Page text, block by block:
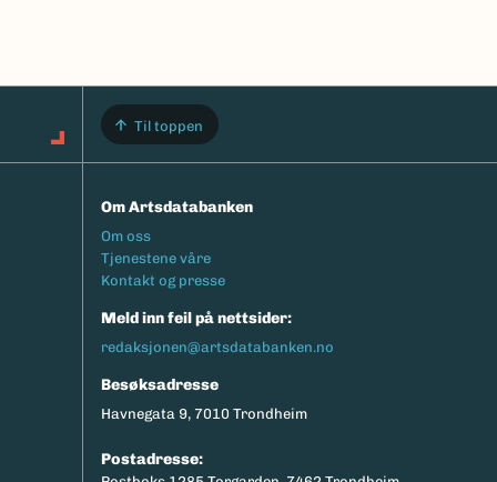
Til toppen
Om Artsdatabanken
Footermeny
Om oss
Tjenestene våre
Kontakt og presse
Meld inn feil på nettsider:
redaksjonen@artsdatabanken.no
Besøksadresse
Havnegata 9, 7010 Trondheim
Postadresse: